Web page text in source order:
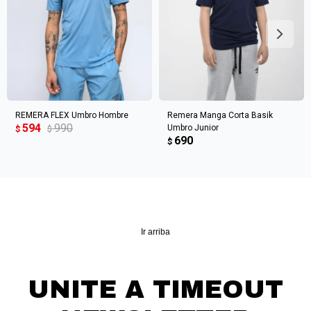
REMERA FLEX Umbro Hombre
$ 594 $ 990
Remera Manga Corta Basik
Umbro Junior
$ 690
Ir arriba
UNITE A TIMEOUT